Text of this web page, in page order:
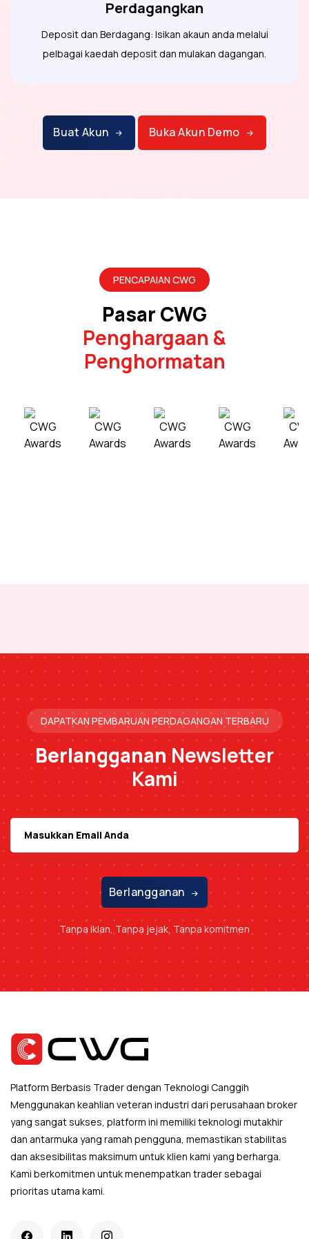
Perdagangkan
Deposit dan Berdagang: Isikan akaun anda melalui
pelbagai kaedah deposit dan mulakan dagangan.
Buat Akun Buka Akun Demo
PENCAPAIAN CWG
Pasar CWG
Penghargaan &
Penghormatan
DAPATKAN PEMBARUAN PERDAGANGAN TERBARU
Berlangganan Newsletter
Kami
Berlangganan
Tanpa iklan, Tanpa jejak, Tanpa komitmen
Platform Berbasis Trader dengan Teknologi Canggih
Menggunakan keahlian veteran industri dari perusahaan broker
yang sangat sukses, platform ini memiliki teknologi mutakhir
dan antarmuka yang ramah pengguna, memastikan stabilitas
dan aksesibilitas maksimum untuk klien kami yang berharga.
Kami berkomitmen untuk menempatkan trader sebagai
prioritas utama kami.